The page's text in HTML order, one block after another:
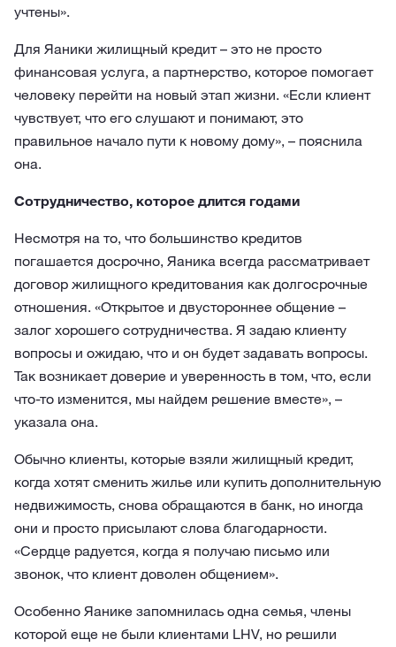
учтены».
Для Яаники жилищный кредит – это не просто
финансовая услуга, а партнерство, которое помогает
человеку перейти на новый этап жизни. «Если клиент
чувствует, что его слушают и понимают, это
правильное начало пути к новому дому», – пояснила
она.
Сотрудничество, которое длится годами
Несмотря на то, что большинство кредитов
погашается досрочно, Яаника всегда рассматривает
договор жилищного кредитования как долгосрочные
отношения. «Открытое и двустороннее общение –
залог хорошего сотрудничества. Я задаю клиенту
вопросы и ожидаю, что и он будет задавать вопросы.
Так возникает доверие и уверенность в том, что, если
что-то изменится, мы найдем решение вместе», –
указала она.
Обычно клиенты, которые взяли жилищный кредит,
когда хотят сменить жилье или купить дополнительную
недвижимость, снова обращаются в банк, но иногда
они и просто присылают слова благодарности.
«Сердце радуется, когда я получаю письмо или
звонок, что клиент доволен общением».
Особенно Яанике запомнилась одна семья, члены
которой еще не были клиентами LHV, но решили